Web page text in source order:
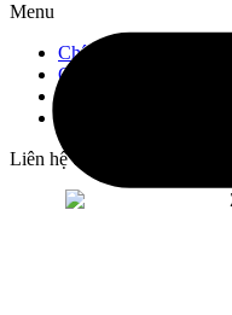
Menu
Chính sách bán hàng
Chính sách vận chuyển
Liên hệ chúng tôi với mã zalo